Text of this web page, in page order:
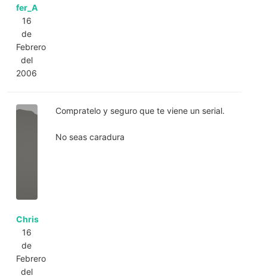
fer_A
16
de
Febrero
del
2006
Chris
16
de
Febrero
del
Compratelo y seguro que te viene un serial.
No seas caradura